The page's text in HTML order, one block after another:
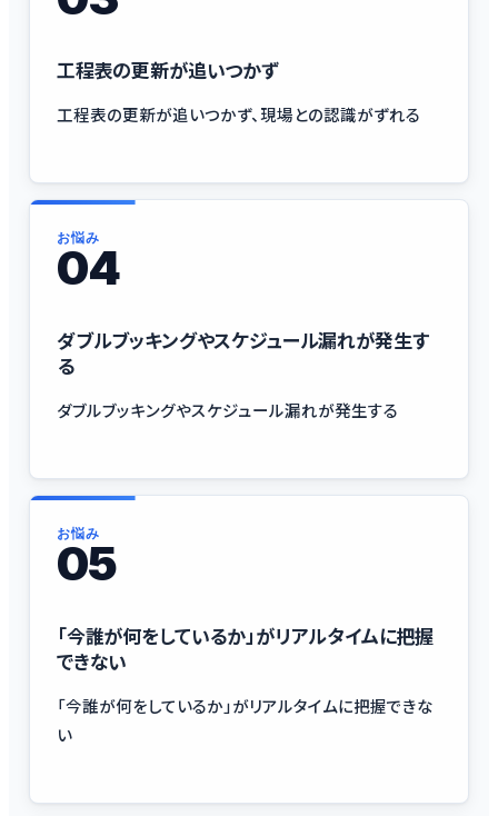
工程表の更新が追いつかず
工程表の更新が追いつかず、現場との認識がずれる
お悩み
04
ダブルブッキングやスケジュール漏れが発生す
る
ダブルブッキングやスケジュール漏れが発生する
お悩み
05
「今誰が何をしているか」がリアルタイムに把握
できない
「今誰が何をしているか」がリアルタイムに把握できな
い